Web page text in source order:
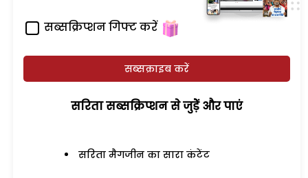
सब्सक्रिप्शन गिफ्ट करें
सब्सक्राइब करें
सरिता सब्सक्रिप्शन से जुड़ेें और पाएं
सरिता मैगजीन का सारा कंटेंट